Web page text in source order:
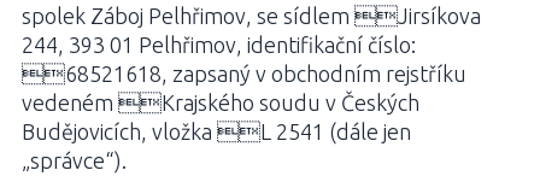
spolek Záboj Pelhřimov, se sídlem Jirsíkova
244, 393 01 Pelhřimov, identifikační číslo:
68521618, zapsaný v obchodním rejstříku
vedeném Krajského soudu v Českých
Budějovicích, vložka L 2541 (dále jen
„správce“).